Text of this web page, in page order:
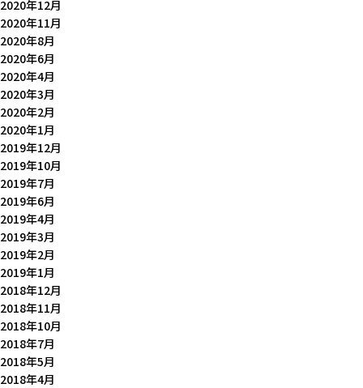
2020年12月
2020年11月
2020年8月
2020年6月
2020年4月
2020年3月
2020年2月
2020年1月
2019年12月
2019年10月
2019年7月
2019年6月
2019年4月
2019年3月
2019年2月
2019年1月
2018年12月
2018年11月
2018年10月
2018年7月
2018年5月
2018年4月